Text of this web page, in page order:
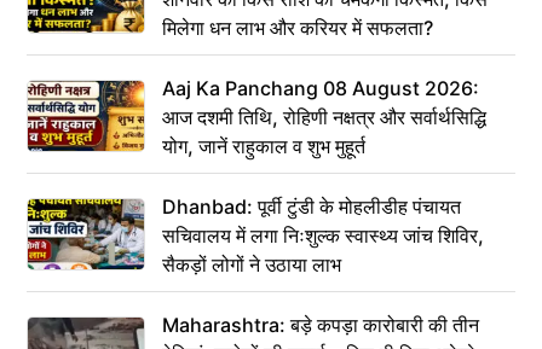
मिलेगा धन लाभ और करियर में सफलता?
Aaj Ka Panchang 08 August 2026:
आज दशमी तिथि, रोहिणी नक्षत्र और सर्वार्थसिद्धि
योग, जानें राहुकाल व शुभ मुहूर्त
Dhanbad: पूर्वी टुंडी के मोहलीडीह पंचायत
सचिवालय में लगा निःशुल्क स्वास्थ्य जांच शिविर,
सैकड़ों लोगों ने उठाया लाभ
Maharashtra: बड़े कपड़ा कारोबारी की तीन